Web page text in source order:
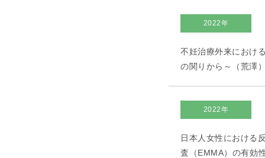
2022年
不妊治療外来におけ
の関りから～（荒澤
2022年
日本人女性における
査（EMMA）の有効